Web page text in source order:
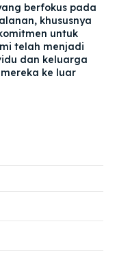
berfokus pada
khususnya
untuk
telah menjadi
dan keluarga
ke luar